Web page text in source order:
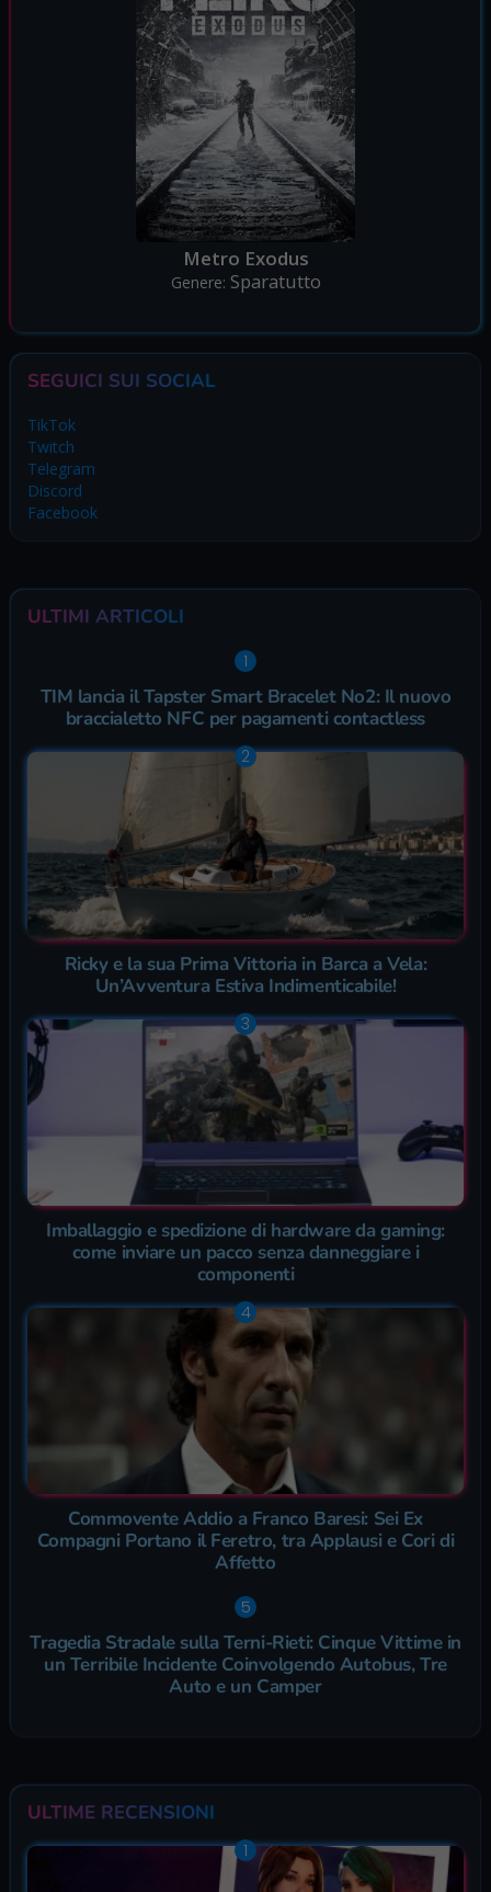
Metro Exodus
Genere: Sparatutto
SEGUICI SUI SOCIAL
TikTok
Twitch
Telegram
Discord
Facebook
ULTIMI ARTICOLI
TIM lancia il Tapster Smart Bracelet No2: Il nuovo
braccialetto NFC per pagamenti contactless
Ricky e la sua Prima Vittoria in Barca a Vela:
Un’Avventura Estiva Indimenticabile!
Imballaggio e spedizione di hardware da gaming:
come inviare un pacco senza danneggiare i
componenti
Commovente Addio a Franco Baresi: Sei Ex
Compagni Portano il Feretro, tra Applausi e Cori di
Affetto
Tragedia Stradale sulla Terni-Rieti: Cinque Vittime in
un Terribile Incidente Coinvolgendo Autobus, Tre
Auto e un Camper
ULTIME RECENSIONI